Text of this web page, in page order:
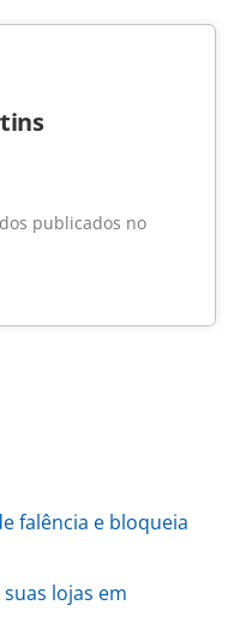
publicados no
falência e bloqueia
lojas em